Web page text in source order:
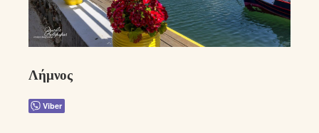
Λήμνος
Viber